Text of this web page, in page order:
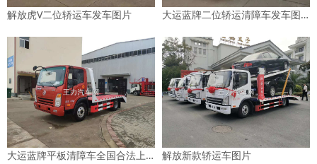
解放虎V二位轿运车发车图片 大运蓝牌二位轿运清障车发车图片
大运蓝牌平板清障车全国合法上户图片 解放新款轿运车图片